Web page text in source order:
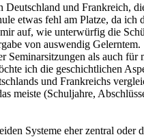
und Frankreich,
etwas fehl am Platze, da ich
auf, wie unterwürfig die
von auswendig Gelerntem.
als auch für
ich die geschichtlichen
und Frankreichs
meiste (Schuljahre,
Systeme eher zentral oder